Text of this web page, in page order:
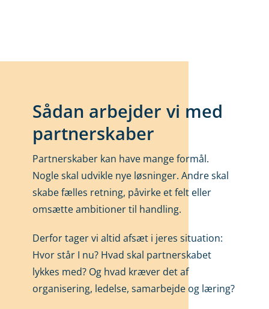
Sådan arbejder vi med
partnerskaber
Partnerskaber kan have mange formål.
Nogle skal udvikle nye løsninger. Andre skal
skabe fælles retning, påvirke et felt eller
omsætte ambitioner til handling.
Derfor tager vi altid afsæt i jeres situation:
Hvor står I nu? Hvad skal partnerskabet
lykkes med? Og hvad kræver det af
organisering, ledelse, samarbejde og læring?